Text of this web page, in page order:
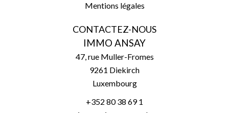
Mentions légales
CONTACTEZ-NOUS
IMMO ANSAY
47, rue Muller-Fromes
9261 Diekirch
Luxembourg
+352 80 38 69 1